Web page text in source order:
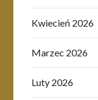
Kwiecień 2026
Marzec 2026
Luty 2026